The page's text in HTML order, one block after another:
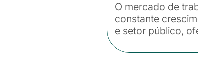
O mercado de
constante
e setor público,